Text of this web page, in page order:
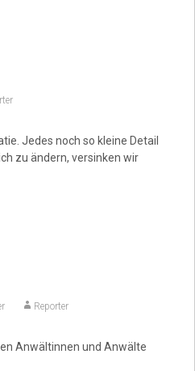
Jedes noch so kleine Detail
zu ändern, versinken wir
Reporter
Anwältinnen und Anwälte